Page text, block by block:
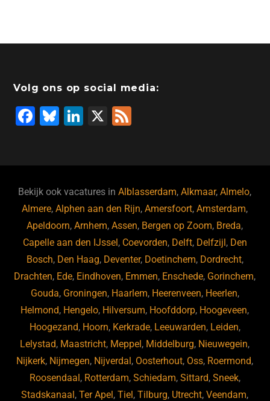
Volg ons op social media:
F
b
o
o
k
Bl
ky
Li
dI
n
X
Bekijk ook vacatures inAlblasserdam,Alkmaar,Almelo,
Almere,Alphen aan den Rijn,Amersfoort,Amsterdam,
Apeldoorn,Arnhem,Assen, Bergen op Zoom, Breda,
Capelle aan den IJssel , Coevorden, Delft, Delfzijl , Den
Bosch, Den Haag, Deventer, Doetinchem, Dordrecht,
Drachten, Ede, Eindhoven, Emmen, Enschede, Gorinchem,
Gouda, Groningen, Haarlem, Heerenveen, Heerlen,
Helmond, Hengelo, Hilversum, Hoofddorp, Hoogeveen,
Hoogezand, Hoorn, Kerkrade, Leeuwarden, Leiden,
Lelystad, Maastricht, Meppel , Middelburg, Nieuwegein,
Nijkerk, Nijmegen, Nijverdal , Oosterhout, Oss, Roermond,
Roosendaal , Rotterdam, Schiedam, Sittard, Sneek,
Stadskanaal ,Ter Apel ,Tiel ,Tilburg, Utrecht,Veendam,